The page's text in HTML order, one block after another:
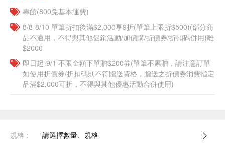
專館(800免基本運費)
8/8-8/10 單筆折扣後滿$2,000享9折(單筆上限折$500)(部分商
品不適用，不得與其他促銷活動/加價購/折價券/折扣碼併用)離
$2000
即日起-9/1 不限金額下單贈$200券(單筆不累贈，請注意訂單
如使用折價券/折扣碼則不符贈送資格，贈送之折價券消費指定
品滿$2,000可折，不得與其他優惠活動合併使用)
規格： 請選擇數量、規格